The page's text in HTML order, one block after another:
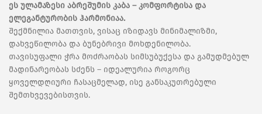
ეს ულამაზესი აბრეშუმის კაბა – კომფორტისა და
ელეგანტურობის ჰარმონიაა.
შექმნილია მათთვის, ვისაც იზიდავს მინიმალიზმი,
დახვეწილობა და ბუნებრივი მოხდენილობა.
თავისუფალი ჭრა მოძრაობას სიმსუბუქესა და გამუდმებულ
მადინარეობას სძენს – იდეალურია როგორც
ყოველდღიური ჩასაცმელად, ისე განსაკუთრებული
შემთხვევებისთვის.